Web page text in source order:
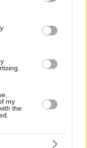
third-party tags to
in below Google
my
the
Google News
από την Ελλάδα
στο